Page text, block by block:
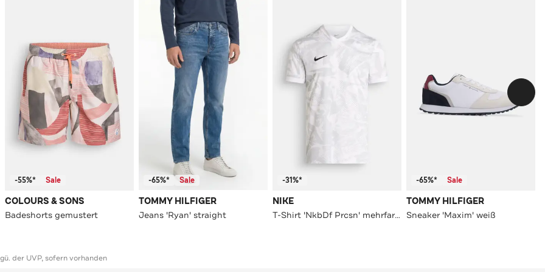
-55%* Sale
COLOURS & SONS
Badeshorts gemustert
-65%* Sale
TOMMY HILFIGER
Jeans 'Ryan' straight
-31%*
NIKE
T-Shirt 'NkbDf Prcsn' mehrfarbig
-65%* Sale
TOMMY HILFIGER
Sneaker 'Maxim' weiß
der UVP, sofern vorhanden